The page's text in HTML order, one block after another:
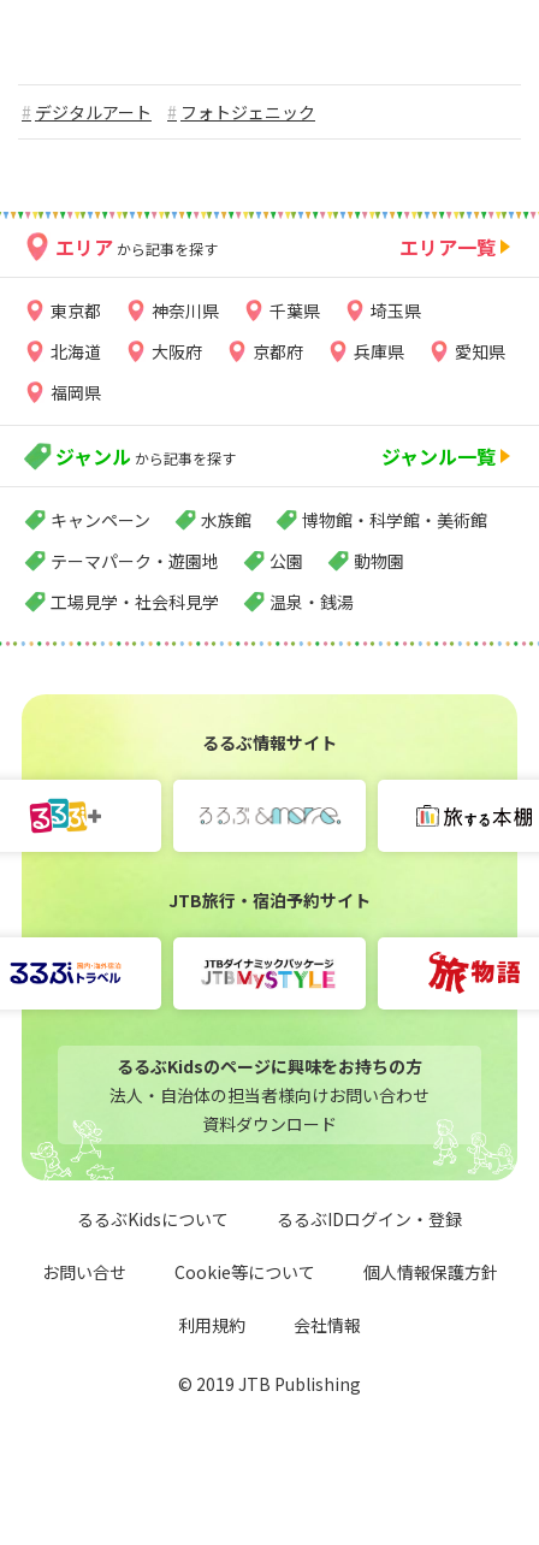
デジタルアート フォトジェニック
エリア から記事を探す エリア一覧
東京都 神奈川県 千葉県
埼玉県
北海道
大阪府 京都府 兵庫県
愛知県
福岡県
ジャンル から記事を探す ジャンル一覧
キャンペーン 水族館
博物館・科学館・美術館
テーマパーク・遊園地
公園
動物園
工場見学・社会科見学
温泉・銭湯
るるぶ情報サイト
JTB旅行・宿泊予約サイト
るるぶKidsのページに興味をお持ちの方
法人・自治体の担当者様向けお問い合わせ
資料ダウンロード
るるぶKidsについて るるぶIDログイン・登録
お問い合せ Cookie等について 個人情報保護方針
利用規約 会社情報
© 2019 JTB Publishing